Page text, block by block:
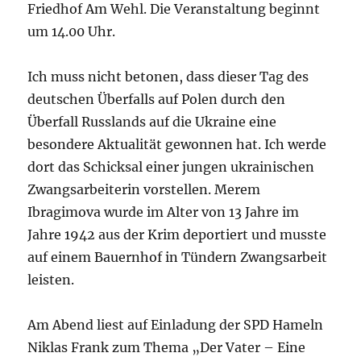
Friedhof Am Wehl. Die Veranstaltung beginnt
um 14.00 Uhr.
Ich muss nicht betonen, dass dieser Tag des
deutschen Überfalls auf Polen durch den
Überfall Russlands auf die Ukraine eine
besondere Aktualität gewonnen hat. Ich werde
dort das Schicksal einer jungen ukrainischen
Zwangsarbeiterin vorstellen. Merem
Ibragimova wurde im Alter von 13 Jahre im
Jahre 1942 aus der Krim deportiert und musste
auf einem Bauernhof in Tündern Zwangsarbeit
leisten.
Am Abend liest auf Einladung der SPD Hameln
Niklas Frank zum Thema „Der Vater – Eine